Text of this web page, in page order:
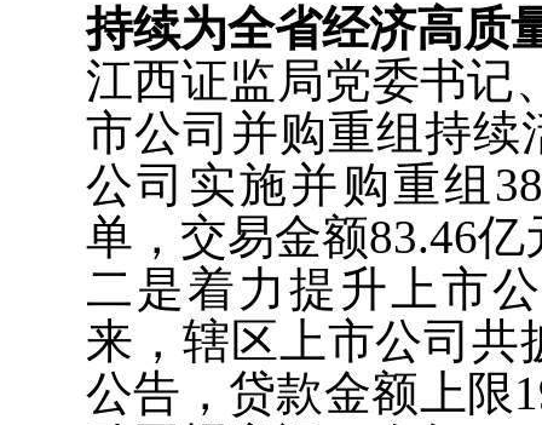
持续为全省经济高质
江西证监局党委书记
市公司并购重组持续
公司实施并购重组
单，交易金额83.46亿
二是着力提升上市
来，辖区上市公司共
公告，贷款金额上限